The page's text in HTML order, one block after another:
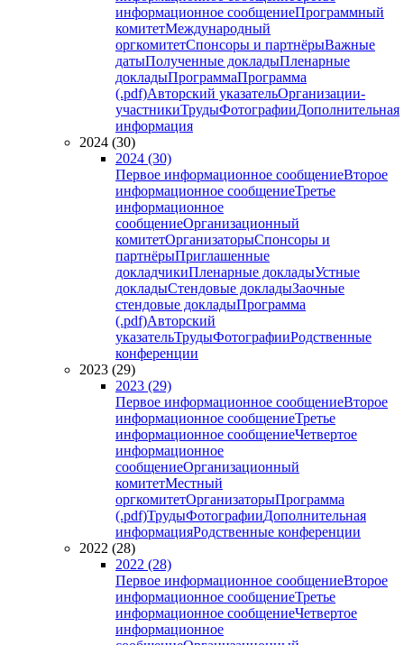
информационное сообщениеПрограммный
комитетМеждународный
оргкомитетСпонсоры и партнёрыВажные
датыПолученные докладыПленарные
докладыПрограммаПрограмма
(.pdf)Авторский указательОрганизации-
участникиТрудыФотографииДополнительная
информация
2024 (30)
2024 (30)
Первое информационное сообщениеВторое
информационное сообщениеТретье
информационное
сообщениеОрганизационный
комитетОрганизаторыСпонсоры и
партнёрыПриглашенные
докладчикиПленарные докладыУстные
докладыСтендовые докладыЗаочные
стендовые докладыПрограмма
(.pdf)Авторский
указательТрудыФотографииРодственные
конференции
2023 (29)
2023 (29)
Первое информационное сообщениеВторое
информационное сообщениеТретье
информационное сообщениеЧетвертое
информационное
сообщениеОрганизационный
комитетМестный
оргкомитетОрганизаторыПрограмма
(.pdf)ТрудыФотографииДополнительная
информацияРодственные конференции
2022 (28)
2022 (28)
Первое информационное сообщениеВторое
информационное сообщениеТретье
информационное сообщениеЧетвертое
информационное